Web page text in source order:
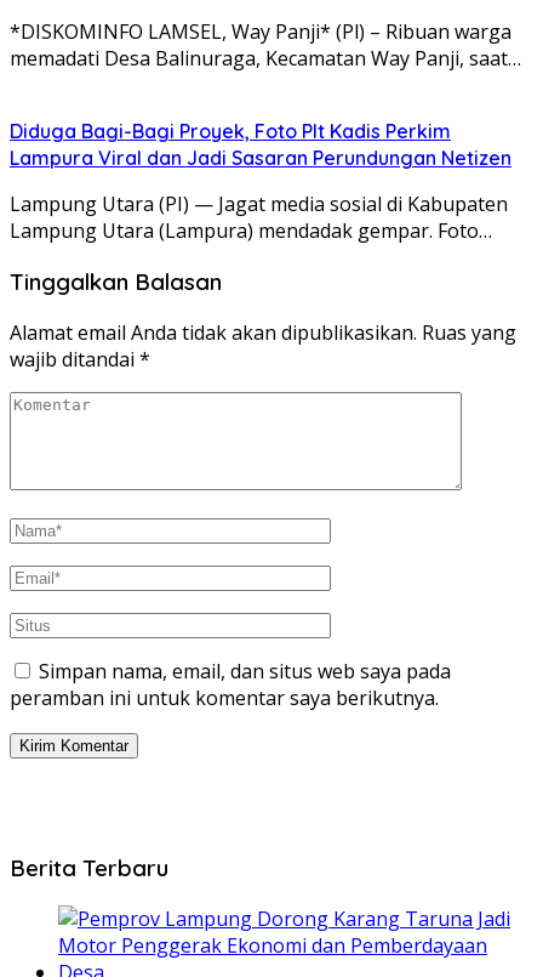
*DISKOMINFO LAMSEL, Way Panji* (Pl) – Ribuan warga
memadati Desa Balinuraga, Kecamatan Way Panji, saat…
Diduga Bagi-Bagi Proyek, Foto Plt Kadis Perkim
Lampura Viral dan Jadi Sasaran Perundungan Netizen
Lampung Utara (PI) — Jagat media sosial di Kabupaten
Lampung Utara (Lampura) mendadak gempar. Foto…
Tinggalkan Balasan
Alamat email Anda tidak akan dipublikasikan. Ruas yang
wajib ditandai *
Simpan nama, email, dan situs web saya pada
peramban ini untuk komentar saya berikutnya.
Berita Terbaru